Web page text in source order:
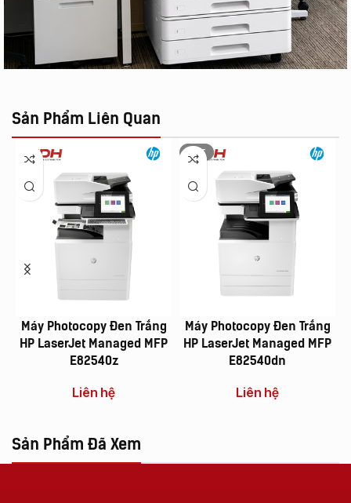
Sản Phẩm Liên Quan
Máy Photocopy Đen Trắng
HP LaserJet Managed MFP
E82540z
Liên hệ
HOT
Máy Photocopy Đen Trắng
HP LaserJet Managed MFP
E82540dn
Liên hệ
Sản Phẩm Đã Xem